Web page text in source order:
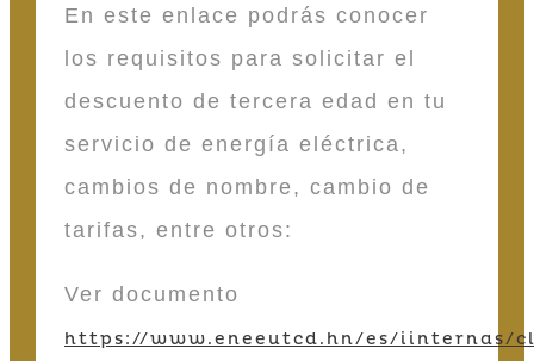
En este enlace podrás conocer
los requisitos para solicitar el
descuento de tercera edad en tu
servicio de energía eléctrica,
cambios de nombre, cambio de
tarifas, entre otros:
Ver documento
https://www.eneeutcd.hn/es/iinternas/